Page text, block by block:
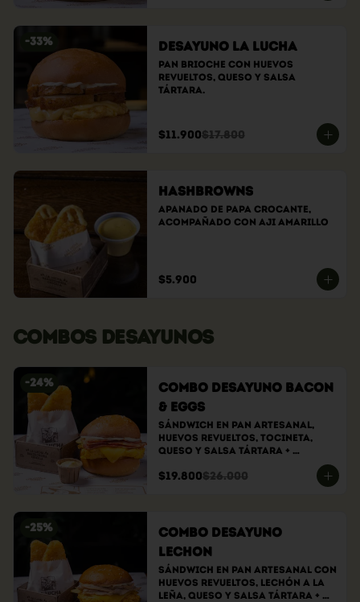
-33% Desayuno la lucha
Pan brioche con huevos
revueltos, queso y salsa
tártara.
$11.900$17.800
Hashbrowns
Apanado de papa crocante,
acompañado con aji amarillo
$5.900
COMBOS DESAYUNOS
-24%
Combo Desayuno Bacon
& Eggs
Sándwich En Pan Artesanal,
Huevos Revueltos, Tocineta,
Queso Y Salsa Tártara +
$19.800$26.000
-25%
Combo Desayuno
Lechon
Sándwich En Pan Artesanal Con
Huevos Revueltos, Lechón A La
Leña, Queso Y Salsa Tártara +